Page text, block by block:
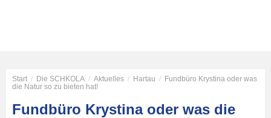
Start / Die SCHKOLA / Aktuelles / Hartau / Fundbüro Krystina oder was
die Natur so zu bieten hat!
Fundbüro Krystina oder was die